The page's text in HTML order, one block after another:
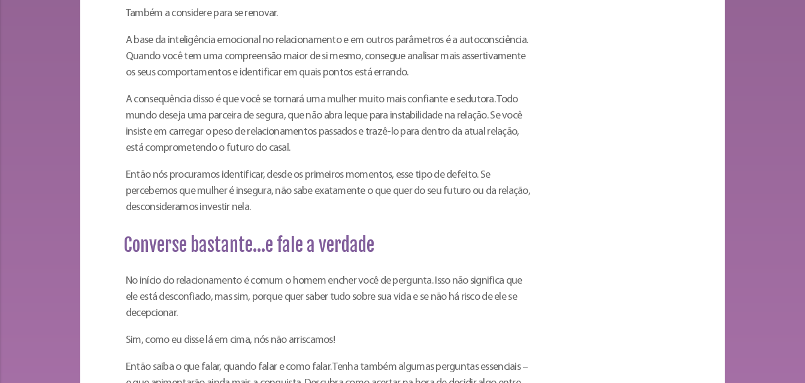
Também a considere para se renovar.
A base da inteligência emocional no relacionamento e em outros parâmetros é a autoconsciência.
Quando você tem uma compreensão maior de si mesmo, consegue analisar mais assertivamente
os seus comportamentos e identificar em quais pontos está errando.
A consequência disso é que você se tornará uma mulher muito mais confiante e sedutora. Todo
mundo deseja uma parceira de segura, que não abra leque para instabilidade na relação. Se você
insiste em carregar o peso de relacionamentos passados e trazê-lo para dentro da atual relação,
está comprometendo o futuro do casal.
Então nós procuramos identificar, desde os primeiros momentos, esse tipo de defeito. Se
percebemos que mulher é insegura, não sabe exatamente o que quer do seu futuro ou da relação,
desconsideramos investir nela.
Converse bastante…e fale a verdade
No início do relacionamento é comum o homem encher você de pergunta. Isso não significa que
ele está desconfiado, mas sim, porque quer saber tudo sobre sua vida e se não há risco de ele se
decepcionar.
Sim, como eu disse lá em cima, nós não arriscamos!
Então saiba o que falar, quando falar e como falar. Tenha também algumas perguntas essenciais –